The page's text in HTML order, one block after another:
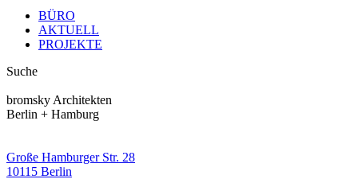
BÜRO
AKTUELL
PROJEKTE
Suche
bromsky Architekten
Berlin + Hamburg
Große Hamburger Str. 28
10115 Berlin